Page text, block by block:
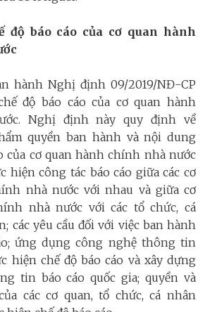
độ báo cáo của cơ quan hành
hành Nghị định 09/2019/NĐ-CP
độ báo cáo của cơ quan hành
Nghị định này quy định về
quyền ban hành và nội dung
của cơ quan hành chính nhà nước
hiện công tác báo cáo giữa các cơ
nhà nước với nhau và giữa cơ
nhà nước với các tổ chức, cá
các yêu cầu đối với việc ban hành
ứng dụng công nghệ thông tin
hiện chế độ báo cáo và xây dựng
tin báo cáo quốc gia; quyền và
các cơ quan, tổ chức, cá nhân